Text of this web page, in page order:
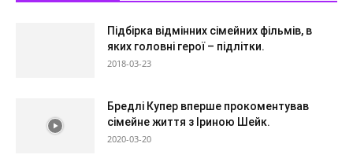
Підбірка відмінних сімейних фільмів, в
яких головні герої – підлітки.
2018-03-23
Бредлі Купер вперше прокоментував
сімейне життя з Іриною Шейк.
2020-03-20